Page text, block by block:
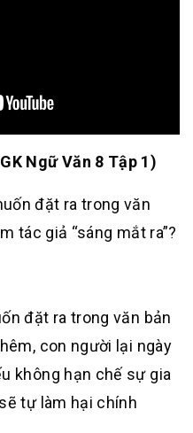
Ngữ Văn 8 Tập 1)
đặt ra trong văn
tác giả “sáng mắt ra”?
đặt ra trong văn bản
con người lại ngày
không hạn chế sự gia
tự làm hại chính